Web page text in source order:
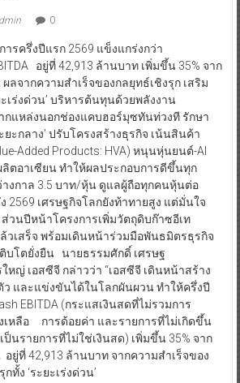
0
ารครึ่งปีแรก 2569 แข็งแกร่งกว่า
อยู่ที่ 42,913 ล้านบาท เพิ่มขึ้น 35% จาก
ลจากความสำเร็จของกลยุทธ์เชิงรุก เสริม
เร่งด่วน’ บริหารต้นทุนด้วยพลังงาน
กแหล่งนอกช่องแคบฮอร์มุซทันท่วงที รักษา
ยะกลาง’ ปรับโครงสร้างธุรกิจ เน้นสินค้า
Added Products: HVA) หนุนหุ่นยนต์-AI
ตอาเซียน ทำให้ผลประกอบการดีขึ้นทุก
างกาล 3.5 บาท/หุ้น ดูแลผู้ถือทุกคนหุ้นต่อ
2569 เศรษฐกิจโลกยังท้าทายสูง แต่มั่นใจ
วนปีหน้าโครงการเพิ่มวัตถุดิบก๊าซอีเท
วเสร็จ พร้อมเดินหน้าร่วมมือพันธมิตรธุรกิจ
บโตยั่งยืน นายธรรมศักดิ์ เศรษฐ
หญ่ เอสซีจี กล่าวว่า “เอสซีจี เดินหน้าสร้าง
ว และแข่งขันได้ในโลกผันผวน ทำให้ครึ่งปี
EBITDA (กระแสเงินสดที่ไม่รวมการ
หลือ การด้อยค่า และรายการที่ไม่เกิดขึ้น
ป็นรายการที่ไม่ใช่เงินสด) เพิ่มขึ้น 35% จาก
ยู่ที่ 42,913 ล้านบาท จากความสำเร็จของ
ทั้ง ‘ระยะเร่งด่วน’